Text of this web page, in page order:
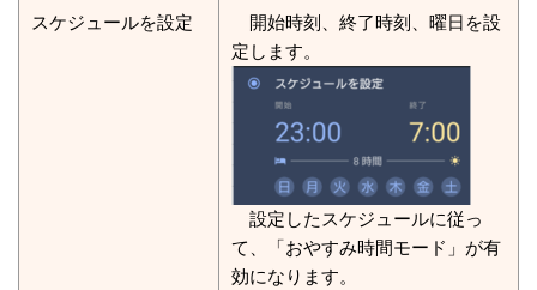
スケジュールを設定
開始時刻、終了時刻、曜日を設
定します。
設定したスケジュールに従っ
て、「おやすみ時間モード」が有
効になります。